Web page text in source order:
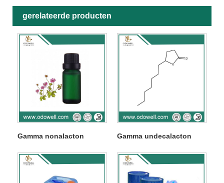
gerelateerde producten
Gamma nonalacton Gamma undecalacton